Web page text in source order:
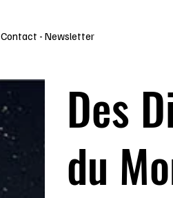
Contact - Newsletter
Des
du